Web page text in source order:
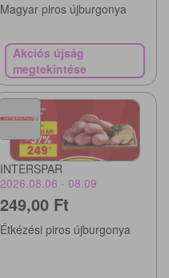
Magyar piros újburgonya
Akciós újság
megtekintése
INTERSPAR
2026.08.06 - 08.09
249,00 Ft
Étkézési piros újburgonya